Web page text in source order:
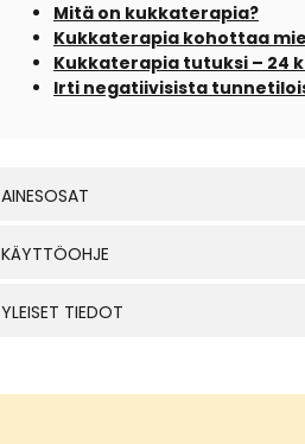
Mitä on kukkaterapia?
Kukkaterapia kohottaa
Kukkaterapia tutuksi – 24
Irti negatiivisista
AINESOSAT
KÄYTTÖOHJE
YLEISET TIEDOT